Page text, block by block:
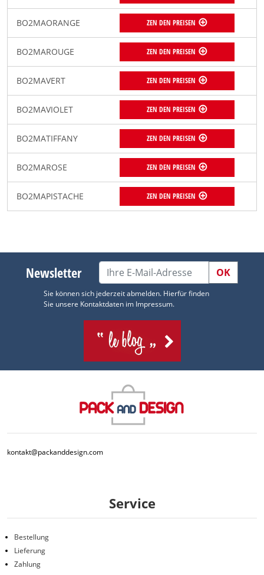
BO2MAORANGE ZEN DEN PREISEN
BO2MAROUGE ZEN DEN PREISEN
BO2MAVERT ZEN DEN PREISEN
BO2MAVIOLET ZEN DEN PREISEN
BO2MATIFFANY ZEN DEN PREISEN
BO2MAROSE ZEN DEN PREISEN
BO2MAPISTACHE ZEN DEN PREISEN
Newsletter OK
Sie können sich jederzeit abmelden. Hierfür finden
Sie unsere Kontaktdaten im Impressum.
kontakt@packanddesign.com
Service
Bestellung
Lieferung
Zahlung